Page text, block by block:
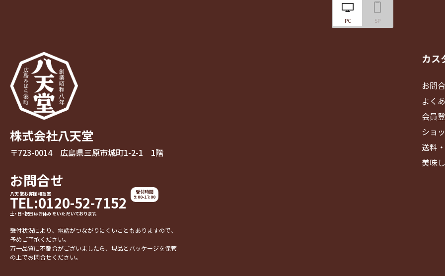
PC SP
株式会社八天堂
〒723-0014 広島県三原市城町1-2-1 1階
お問合せ
八天堂お客様相談室
TEL:0120-52-7152
土・日・祝日はお休みをいただいております。
受付時間
9:00-17:00
受付状況により、電話がつながりにくいこともありますので、
予めご了承ください。
万一品質に不都合がございましたら、現品とパッケージを保管
の上でお問合せください。
カス
お問
よく
会員
ショ
送料
美味